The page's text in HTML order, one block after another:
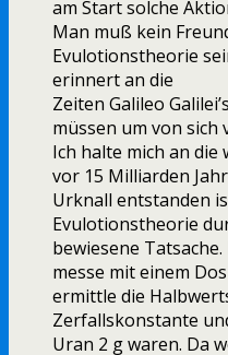
am Start solche
Man muß kein
Evulotionstheorie
erinnert an die
Zeiten Galileo
müssen um von sich
Ich halte mich an die
vor 15 Milliarden
Urknall entstanden
Evulotionstheorie
bewiesene
messe mit einem
ermittle die
Zerfallskonstante
Uran 2 g waren. Da